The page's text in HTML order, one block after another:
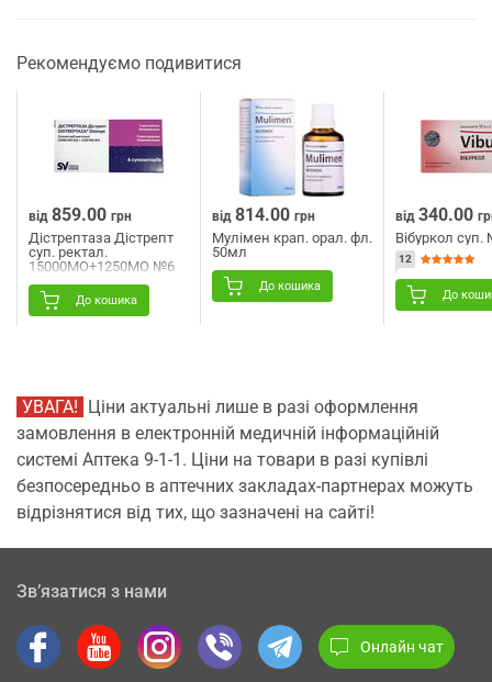
Рекомендуємо подивитися
від 859.00 грн
Дістрептаза Дістрепт
суп. ректал.
15000МО+1250МО №6
До кошика
від 814.00 грн
Мулімен крап. орал. фл.
50мл
До кошика
від 340.00
Вібуркол
12
До
УВАГА!
Ціни актуальні лише в разі оформлення
замовлення в електронній медичній інформаційній
системі Аптека 9-1-1. Ціни на товари в разі купівлі
безпосередньо в аптечних закладах-партнерах можуть
відрізнятися від тих, що зазначені на сайті!
Зв’язатися з нами
Онлайн чат